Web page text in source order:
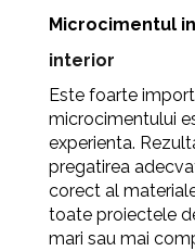
Microcimentul in
interior
Este foarte
microcimentului
experienta.
pregatirea
corect al
toate proiectele
mari sau mai